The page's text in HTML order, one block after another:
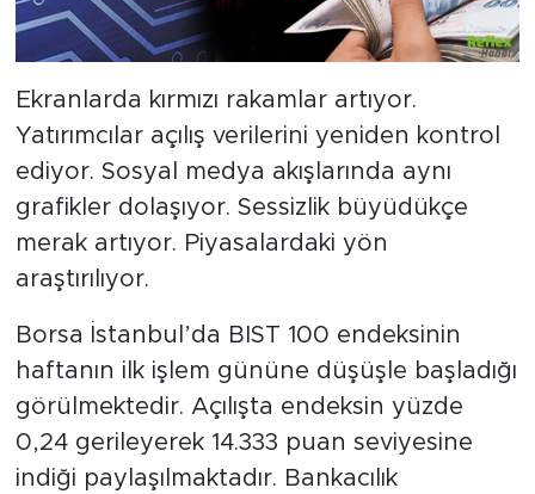
Ekranlarda kırmızı rakamlar artıyor.
Yatırımcılar açılış verilerini yeniden kontrol
ediyor. Sosyal medya akışlarında aynı
grafikler dolaşıyor. Sessizlik büyüdükçe
merak artıyor. Piyasalardaki yön
araştırılıyor.
Borsa İstanbul’da BIST 100 endeksinin
haftanın ilk işlem gününe düşüşle başladığı
görülmektedir. Açılışta endeksin yüzde
0,24 gerileyerek 14.333 puan seviyesine
indiği paylaşılmaktadır. Bankacılık